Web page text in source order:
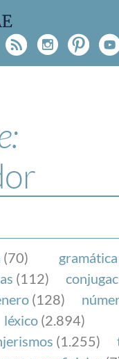
Rss
por la
objetivo es
medios de
(70) gramática
(112)
(128)
léxico (2.894)
(1.255)